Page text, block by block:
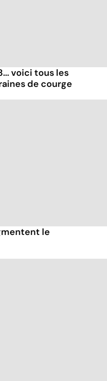
voici tous les
de courge
le